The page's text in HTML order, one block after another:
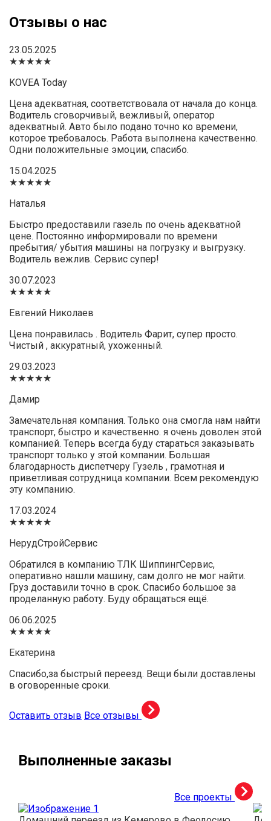
Отзывы о нас
23.05.2025
★★★★★
KOVEA Today
Цена адекватная, соответствовала от начала до конца.
Водитель сговорчивый, вежливый, оператор
адекватный. Авто было подано точно ко времени,
которое требовалось. Работа выполнена качественно.
Одни положительные эмоции, спасибо.
15.04.2025
★★★★★
Наталья
Быстро предоставили газель по очень адекватной
цене. Постоянно информировали по времени
пребытия/ убытия машины на погрузку и выгрузку.
Водитель вежлив. Сервис супер!
30.07.2023
★★★★★
Евгений Николаев
Цена понравилась . Водитель Фарит, супер просто.
Чистый , аккуратный, ухоженный.
29.03.2023
★★★★★
Дамир
Замечательная компания. Только она смогла нам найти
транспорт, быстро и качественно. я очень доволен этой
компанией. Теперь всегда буду стараться заказывать
транспорт только у этой компании. Большая
благодарность диспетчеру Гузель , грамотная и
приветливая сотрудница компании. Всем рекомендую
эту компанию.
17.03.2024
★★★★★
НерудСтройСервис
Обратился в компанию ТЛК ШиппингСервис,
оперативно нашли машину, сам долго не мог найти.
Груз доставили точно в срок. Спасибо большое за
проделанную работу. Буду обращаться ещё.
06.06.2025
★★★★★
Екатерина
Спасибо,за быстрый переезд. Вещи были доставлены
в оговоренные сроки.
Оставить отзыв Все отзывы
Выполненные заказы
Все проекты